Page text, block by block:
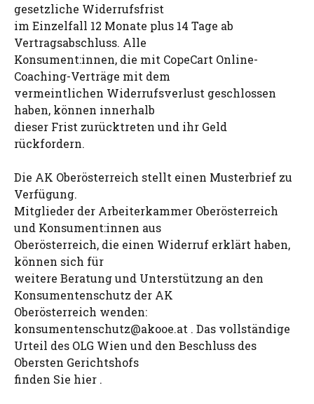
gesetzliche Widerrufsfrist
im Einzelfall 12 Monate plus 14 Tage ab
Vertragsabschluss. Alle
Konsument:innen, die mit CopeCart Online-
Coaching-Verträge mit dem
vermeintlichen Widerrufsverlust geschlossen
haben, können innerhalb
dieser Frist zurücktreten und ihr Geld
rückfordern.
Die AK Oberösterreich stellt einen Musterbrief zu
Verfügung.
Mitglieder der Arbeiterkammer Oberösterreich
und Konsument:innen aus
Oberösterreich, die einen Widerruf erklärt haben,
können sich für
weitere Beratung und Unterstützung an den
Konsumentenschutz der AK
Oberösterreich wenden:
konsumentenschutz@akooe.at . Das vollständige
Urteil des OLG Wien und den Beschluss des
Obersten Gerichtshofs
finden Sie hier .